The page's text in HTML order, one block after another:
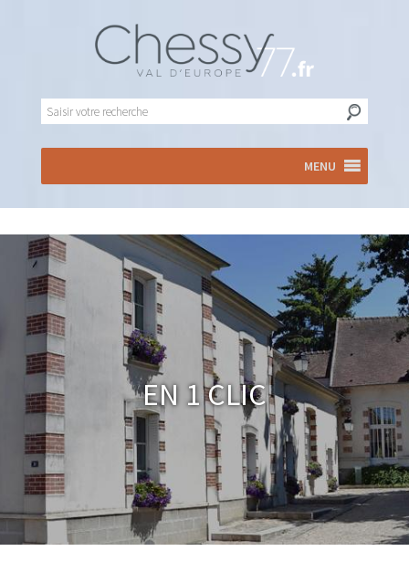
MENU
En 1 clic